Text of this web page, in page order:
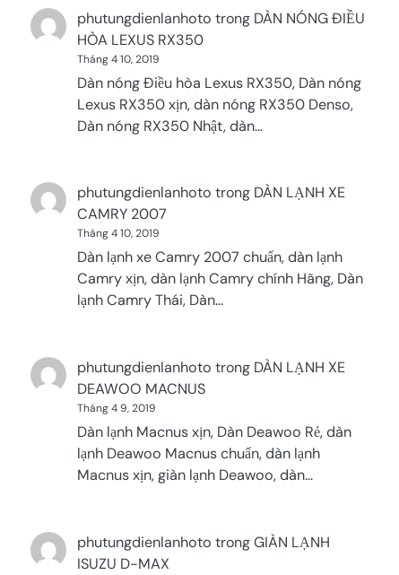
phutungdienlanhoto trong DÀN NÓNG ĐIỀU
HÒA LEXUS RX350
Tháng 4 10, 2019
Dàn nóng Điều hòa Lexus RX350, Dàn nóng
Lexus RX350 xịn, dàn nóng RX350 Denso,
Dàn nóng RX350 Nhật, dàn…
phutungdienlanhoto trong DÀN LẠNH XE
CAMRY 2007
Tháng 4 10, 2019
Dàn lạnh xe Camry 2007 chuẩn, dàn lạnh
Camry xịn, dàn lạnh Camry chính Hãng, Dàn
lạnh Camry Thái, Dàn…
phutungdienlanhoto trong DÀN LẠNH XE
DEAWOO MACNUS
Tháng 4 9, 2019
Dàn lạnh Macnus xịn, Dàn Deawoo Rẻ, dàn
lạnh Deawoo Macnus chuẩn, dàn lạnh
Macnus xịn, giàn lạnh Deawoo, dàn…
phutungdienlanhoto trongGIÀN LẠNH
ISUZU D-MAX